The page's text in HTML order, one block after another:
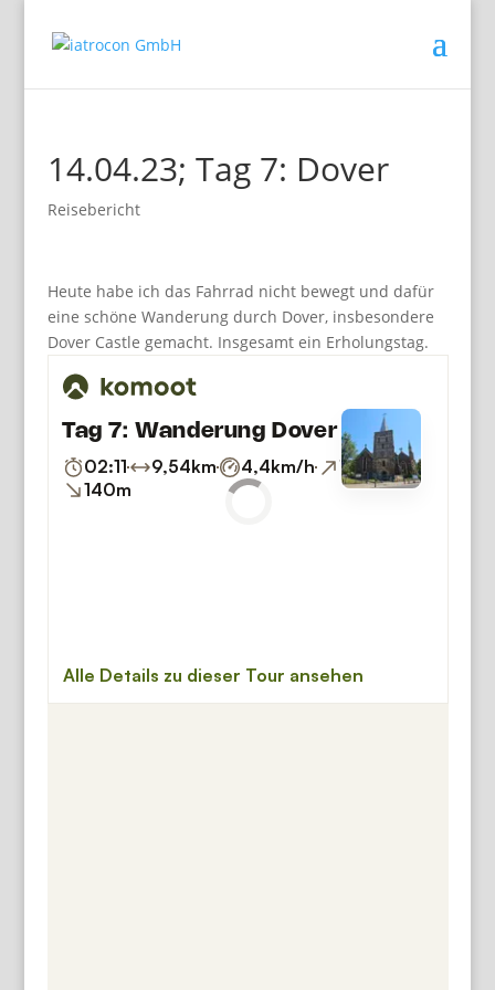
14.04.23; Tag 7: Dover
Reisebericht
Heute habe ich das Fahrrad nicht bewegt und dafür
eine schöne Wanderung durch Dover, insbesondere
Dover Castle gemacht. Insgesamt ein Erholungstag.